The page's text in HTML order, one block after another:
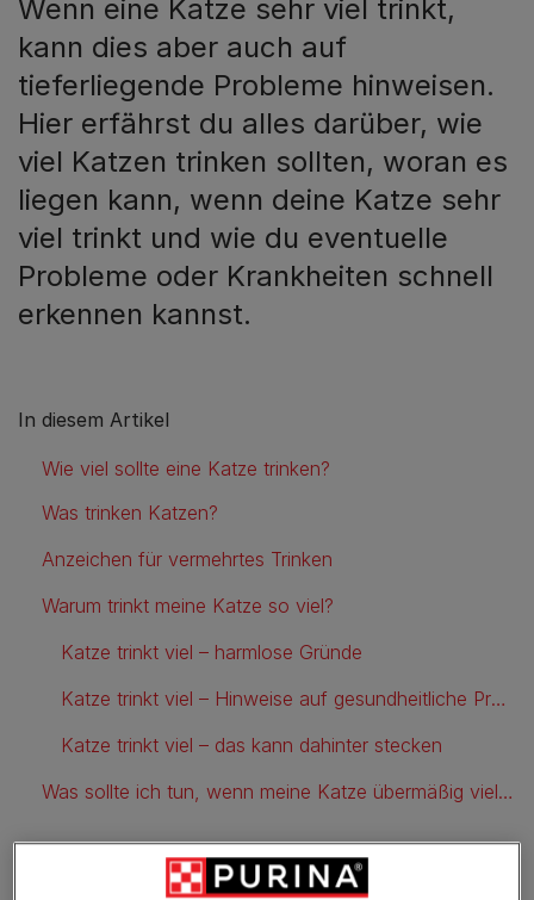
Wenn eine Katze sehr viel trinkt,
kann dies aber auch auf
tieferliegende Probleme hinweisen.
Hier erfährst du alles darüber, wie
viel Katzen trinken sollten, woran es
liegen kann, wenn deine Katze sehr
viel trinkt und wie du eventuelle
Probleme oder Krankheiten schnell
erkennen kannst.
In diesem Artikel
Wie viel sollte eine Katze trinken?
Was trinken Katzen?
Anzeichen für vermehrtes Trinken
Warum trinkt meine Katze so viel?
Katze trinkt viel – harmlose Gründe
Katze trinkt viel – Hinweise auf gesundheitliche Probleme
Katze trinkt viel – das kann dahinter stecken
Was sollte ich tun, wenn meine Katze übermäßig viel trinkt?